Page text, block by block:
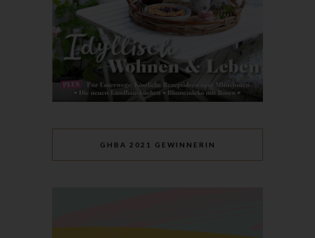
GHBA 2021 GEWINNERIN
Daten im Auftrag des Verantwortlichen verarbeitet.
i) Empfänger
Empfänger ist eine natürliche oder juristische Person, Behörde,
Einrichtung oder andere Stelle, der personenbezogene Daten
offengelegt werden, unabhängig davon, ob es sich bei ihr um
einen Dritten handelt oder nicht. Behörden, die im Rahmen
Unionsrecht oder dem Recht der Mitgliedstaaten
möglicherweise personenbezogene Daten erhalten, gelten
jedoch nicht als Empfänger.